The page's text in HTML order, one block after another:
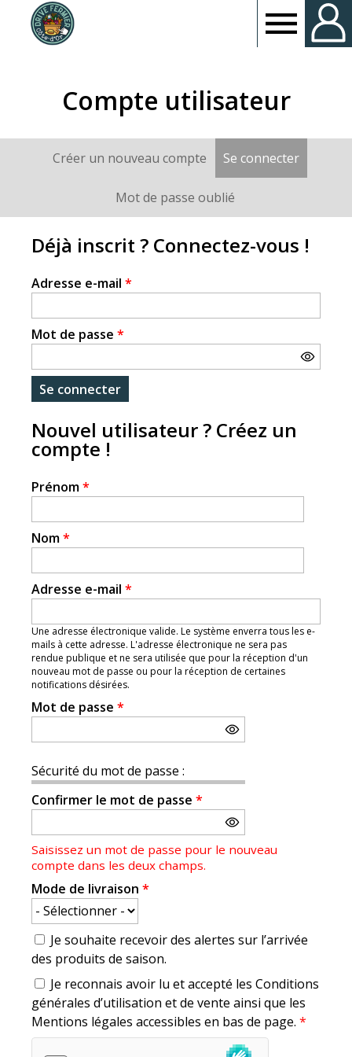
Côte
d'or
Compte utilisateur
OngletsCréer un nouveau compte Se connecter(onglet
Mot de passe oublié
Déjà inscrit ? Connectez-vous !
Adresse e-mail *
Mot de passe *
Nouvel utilisateur ? Créez un
compte !
Prénom*
Nom*
Adresse e-mail *
Une adresse électronique valide. Le système enverra tous les e-
mails à cette adresse. L'adresse électronique ne sera pas
rendue publique et ne sera utilisée que pour la réception d'un
nouveau mot de passe ou pour la réception de certaines
notifications désirées.
Mot de passe *
Sécurité du mot de passe :
Confirmer le mot de passe *
Saisissez un mot de passe pour le nouveau
compte dans les deux champs.
Mode de livraison *
Je souhaite recevoir des alertes sur l’arrivée
des produits de saison.
Je reconnais avoir lu et accepté les Conditions
générales d’utilisation et de vente ainsi que les
Mentions légales accessibles en bas de page. *